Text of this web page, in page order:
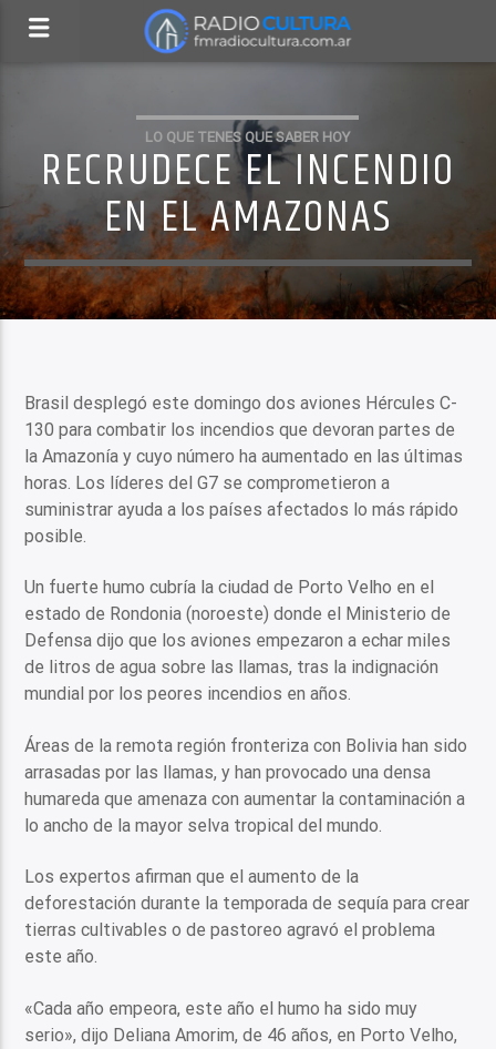
LO QUE TENES QUE SABER HOY
RECRUDECE EL INCENDIO
EN EL AMAZONAS
Brasil desplegó este domingo dos aviones Hércules C-
130 para combatir los incendios que devoran partes de
la Amazonía y cuyo número ha aumentado en las últimas
horas. Los líderes del G7 se comprometieron a
suministrar ayuda a los países afectados lo más rápido
posible.
Un fuerte humo cubría la ciudad de Porto Velho en el
estado de Rondonia (noroeste) donde el Ministerio de
Defensa dijo que los aviones empezaron a echar miles
de litros de agua sobre las llamas, tras la indignación
mundial por los peores incendios en años.
Áreas de la remota región fronteriza con Bolivia han sido
arrasadas por las llamas, y han provocado una densa
humareda que amenaza con aumentar la contaminación a
lo ancho de la mayor selva tropical del mundo.
Los expertos afirman que el aumento de la
deforestación durante la temporada de sequía para crear
tierras cultivables o de pastoreo agravó el problema
este año.
«Cada año empeora, este año el humo ha sido muy
serio», dijo Deliana Amorim, de 46 años, en Porto Velho,